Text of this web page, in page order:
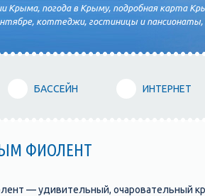
Крыма, погода в Крыму, подробная карта
коттеджи, гостиницы и
БАССЕЙН ИНТЕРНЕТ
ФИОЛЕНТ
— удивительный, очаровательный